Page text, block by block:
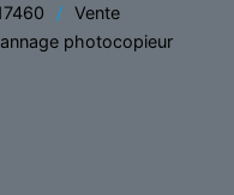
Vente
photocopieur